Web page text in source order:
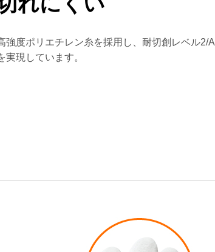
強度ポリエチレン糸を採用し、耐切創レベル2/A
実現しています。